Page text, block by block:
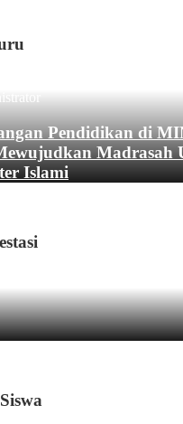
Pendidikan di
Madrasah
Islami